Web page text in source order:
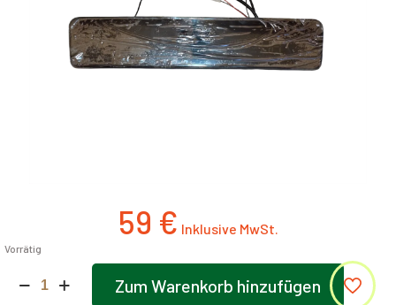
59 €
Vorrätig
Displayeinheit
Zum Warenkorb hinzufügen
Alternative: